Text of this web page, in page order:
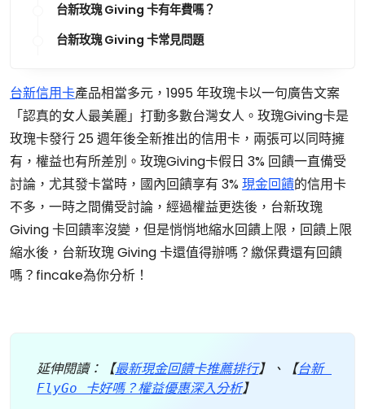
台新玫瑰 Giving 卡有年費嗎？
台新玫瑰 Giving 卡常見問題
台新信用卡產品相當多元，1995 年玫瑰卡以一句廣告文案
「認真的女人最美麗」打動多數台灣女人。玫瑰Giving卡是
玫瑰卡發行 25 週年後全新推出的信用卡，兩張可以同時擁
有，權益也有所差別。玫瑰Giving卡假日 3% 回饋一直備受
討論，尤其發卡當時，國內回饋享有 3% 現金回饋的信用卡
不多，一時之間備受討論，經過權益更迭後，台新玫瑰
Giving 卡回饋率沒變，但是悄悄地縮水回饋上限，回饋上限
縮水後，台新玫瑰 Giving 卡還值得辦嗎？繳保費還有回饋
嗎？fincake為你分析！
延伸閱讀：【最新現金回饋卡推薦排行】、【台新
FlyGo 卡好嗎？權益優惠深入分析】